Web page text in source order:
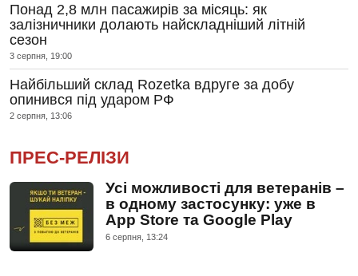
Понад 2,8 млн пасажирів за місяць: як
залізничники долають найскладніший літній
сезон
3 серпня, 19:00
Найбільший склад Rozetka вдруге за добу
опинився під ударом РФ
2 серпня, 13:06
ПРЕС-РЕЛІЗИ
Усі можливості для ветеранів –
в одному застосунку: уже в
App Store та Google Play
6 серпня, 13:24